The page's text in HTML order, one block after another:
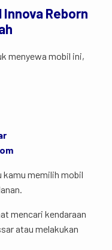
InnovaReborn
menyewa mobil ini,
kamu memilih mobil
mencari kendaraan
atau melakukan